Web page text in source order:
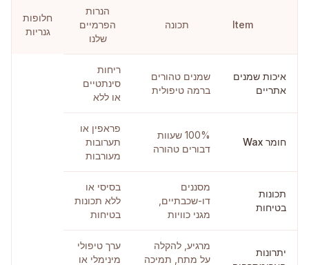
Item תכונה
הנרות
הפרמיים
שלנו
חלופות
גנריות
איכות שמנים
אתריים
שמנים טהורים
ברמה טיפולית
ריחות
סינתטיים
או ללא
חומר Wax
100% שעוות
דבורים טהורה
פראפין או
תערובות
מעורבות
תכונות
בטיחות
מסננים
דו-שכבתיים,
מגני כוויות
בסיסי או
ללא תכונות
בטיחות
יתרונות
מרגיע, להקלה
על מתח, תמיכה
ערך טיפולי
מינימלי או